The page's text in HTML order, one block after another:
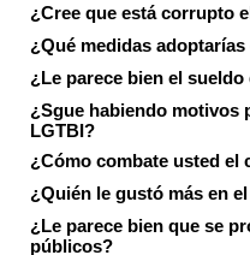
¿Cree que está corrupto
¿Qué medidas
¿Le parece bien el
¿Sgue habiendo motivos
LGTBI?
¿Cómo combate usted el
¿Quién le gustó más en
¿Le parece bien que se
públicos?